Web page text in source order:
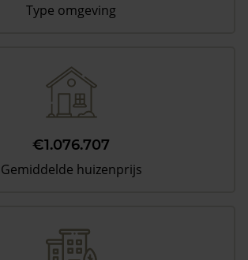
Type omgeving
€1.076.707
Gemiddelde huizenprijs